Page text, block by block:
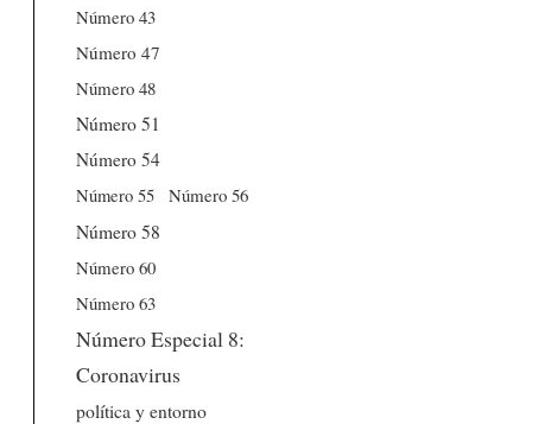
Número 43
Número 47
Número 48
Número 51
Número 54
Número 55
Número 56
Número 58
Número 60
Número 63
Número Especial 8:
Coronavirus
política y entorno